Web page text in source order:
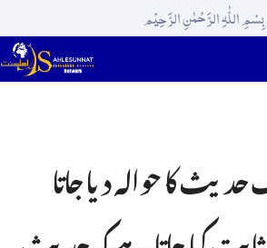
بِسْمِ اللّٰہِ الرَّحْمٰنِ الرَّحِیْم
حدیث کا حوالہ دیا جاتا